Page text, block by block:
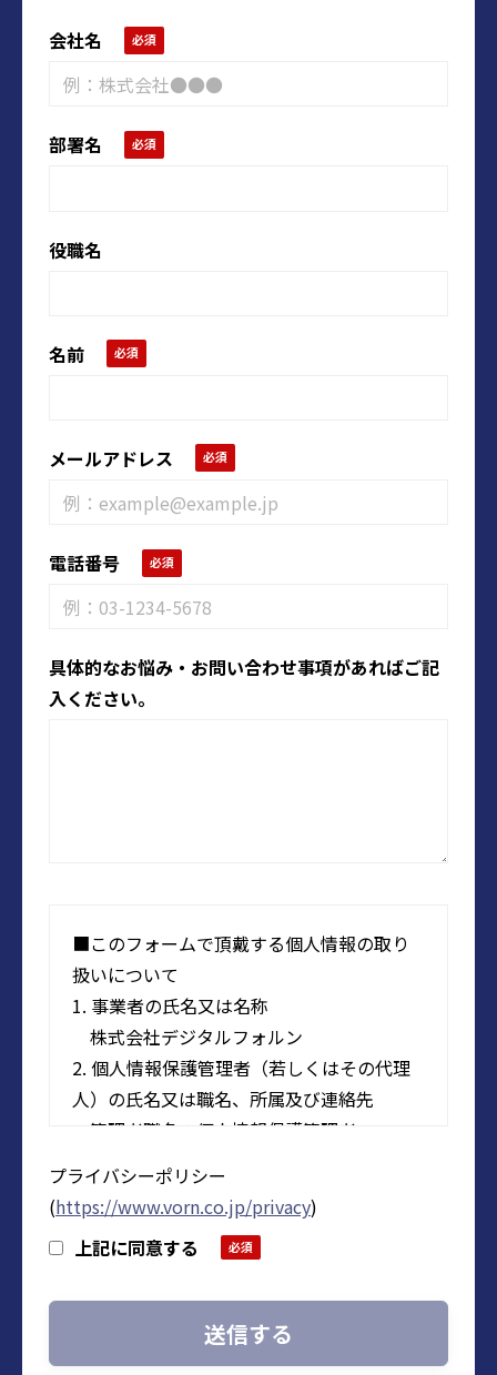
会社名
部署名
役職名
名前
メールアドレス
電話番号
具体的なお悩み・お問い合わせ事項があればご記
入ください。
■このフォームで頂戴する個人情報の取り
扱いについて
1. 事業者の氏名又は名称
株式会社デジタルフォルン
2. 個人情報保護管理者（若しくはその代理
人）の氏名又は職名、所属及び連絡先
管理者職名：個人情報保護管理者
所属部署：株式会社デジタルフォルン
人事総務部 グループマネージャー
メールアドレス：privacy@vorn.co.jp（受付
時間9:00～18:00※）
プライバシーポリシー
(https://www.vorn.co.jp/privacy)
上記に同意する